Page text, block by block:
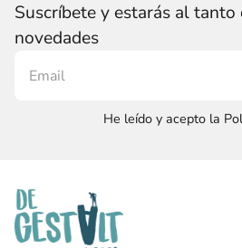
Suscríbete y estarás al tanto
novedades
He leído y acepto la